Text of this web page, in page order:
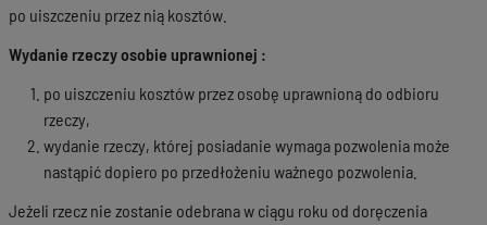
po uiszczeniu przez nią kosztów.
Wydanie rzeczy osobie uprawnionej :
po uiszczeniu kosztów przez osobę uprawnioną do odbioru
rzeczy,
wydanie rzeczy, której posiadanie wymaga pozwolenia może
nastąpić dopiero po przedłożeniu ważnego pozwolenia.
Jeżeli rzecz nie zostanie odebrana w ciągu roku od doręczenia